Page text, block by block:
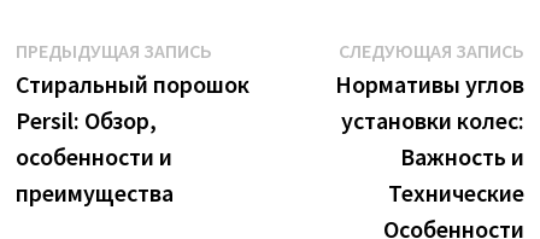
Навигация
по
записям
ПРЕДЫДУЩАЯ ЗАПИСЬПредыдущая
запись:
Стиральный порошок
Persil: Обзор,
особенности и
преимущества
СЛЕДУЮЩАЯ ЗАПИСЬ
Нормативы углов
установки колес:
Важность и
Технические
Особенности